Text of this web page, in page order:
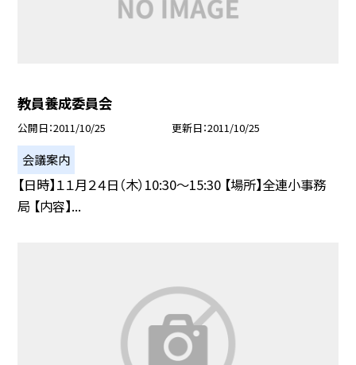
教員養成委員会
公開日 2011/10/25 更新日 2011/10/25
会議案内
【日時】１１月２４日（木）10:30〜15:30 【場所】全連小事務
局 【内容】...